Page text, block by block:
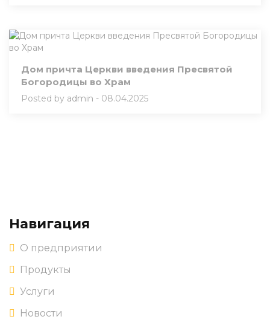
Дом причта Церкви введения Пресвятой
Богородицы во Храм
Posted by admin - 08.04.2025
Навигация
О предприятии
Продукты
Услуги
Новости